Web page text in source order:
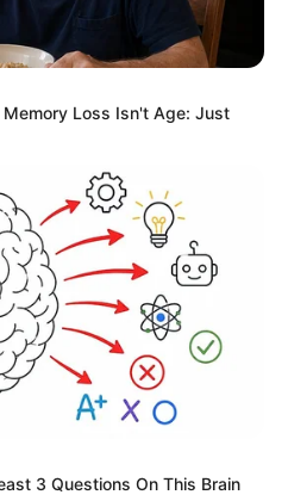
Parra
DE WHATSAPP
Juan Carlos Cárdenas, dio a
Loss Isn't Age: Just
3 Questions On This Brain